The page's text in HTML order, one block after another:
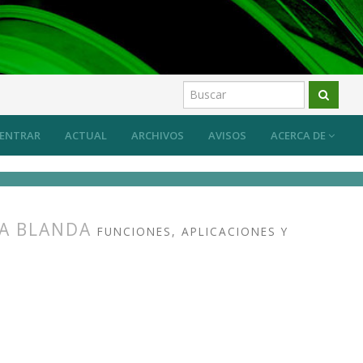
ACTUAL ARCHIVOS AVISOS ACERCA DE
ENTRAR
BLANDA FUNCIONES, APLICACIONES Y